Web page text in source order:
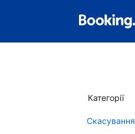
Категорії
Скасування